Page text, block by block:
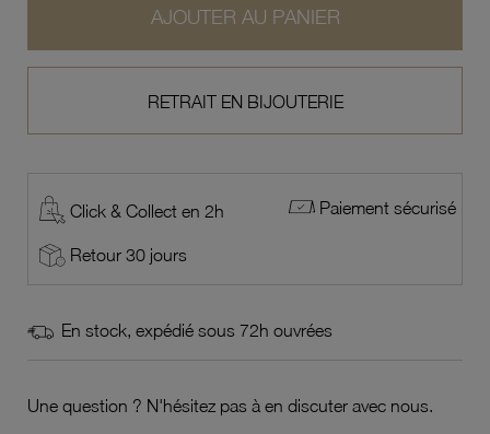
AJOUTER AU PANIER
RETRAIT EN BIJOUTERIE
Click & Collect en 2h Paiement sécurisé
Retour 30 jours
En stock, expédié sous 72h ouvrées
Une question ? N'hésitez pas à en discuter avec nous.